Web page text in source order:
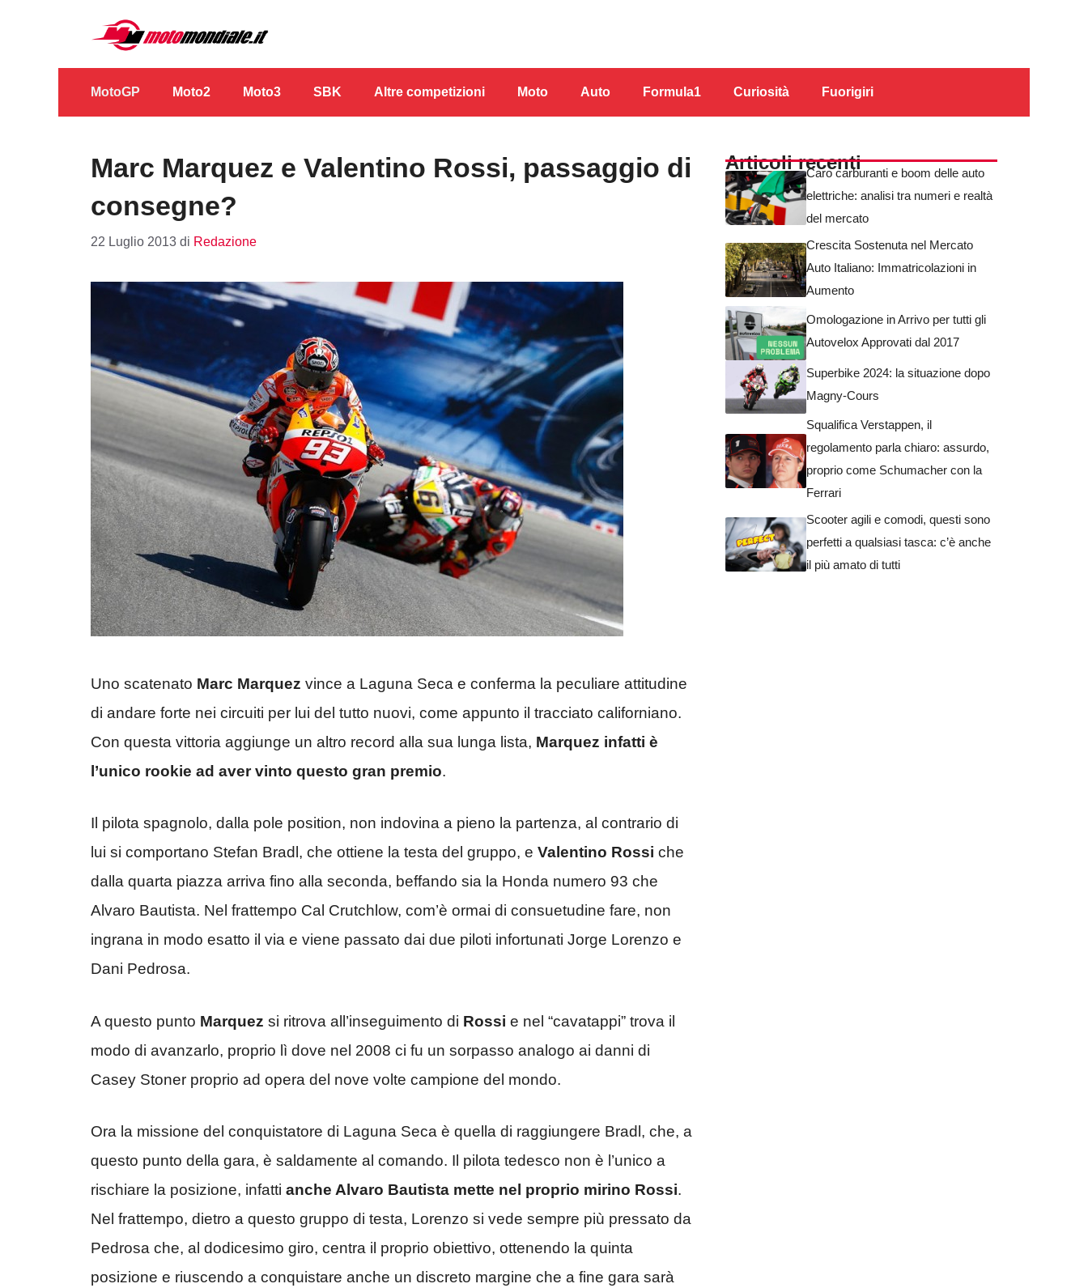
contenuto
MotoGP Moto2 Moto3 SBK Altre competizioni Moto Auto Formula1 Curiosità Fuorigiri
Marc Marquez e Valentino Rossi, passaggio di
consegne?
22 Luglio 2013 di Redazione
Uno scatenato Marc Marquez vince a Laguna Seca e conferma la peculiare attitudine
di andare forte nei circuiti per lui del tutto nuovi, come appunto il tracciato californiano.
Con questa vittoria aggiunge un altro record alla sua lunga lista, Marquez infatti è
l’unico rookie ad aver vinto questo gran premio.
Il pilota spagnolo, dalla pole position, non indovina a pieno la partenza, al contrario di
lui si comportano Stefan Bradl, che ottiene la testa del gruppo, e Valentino Rossi che
dalla quarta piazza arriva fino alla seconda, beffando sia la Honda numero 93 che
Alvaro Bautista. Nel frattempo Cal Crutchlow, com’è ormai di consuetudine fare, non
ingrana in modo esatto il via e viene passato dai due piloti infortunati Jorge Lorenzo e
Dani Pedrosa.
A questo punto Marquez si ritrova all’inseguimento di Rossi e nel “cavatappi” trova il
modo di avanzarlo, proprio lì dove nel 2008 ci fu un sorpasso analogo ai danni di
Casey Stoner proprio ad opera del nove volte campione del mondo.
Ora la missione del conquistatore di Laguna Seca è quella di raggiungere Bradl, che, a
questo punto della gara, è saldamente al comando. Il pilota tedesco non è l’unico a
rischiare la posizione, infatti anche Alvaro Bautista mette nel proprio mirino Rossi.
Nel frattempo, dietro a questo gruppo di testa, Lorenzo si vede sempre più pressato da
Pedrosa che, al dodicesimo giro, centra il proprio obiettivo, ottenendo la quinta
posizione e riuscendo a conquistare anche un discreto margine che a fine gara sarà
Articoli recentiCaro carburanti e boom delle auto
elettriche: analisi tra numeri e realtà
del mercato
Crescita Sostenuta nel Mercato
Auto Italiano: Immatricolazioni in
Aumento
Omologazione in Arrivo per tutti gli
Autovelox Approvati dal 2017
Superbike 2024: la situazione dopo
Magny-Cours
Squalifica Verstappen, il
regolamento parla chiaro: assurdo,
proprio come Schumacher con la
Ferrari
Scooter agili e comodi, questi sono
perfetti a qualsiasi tasca: c’è anche
il più amato di tutti